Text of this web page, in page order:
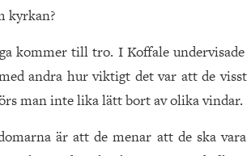
kyrkan?
kommer till tro. I Koffale
andra hur viktigt det var att de
man inte lika lätt bort av olika vindar.
är att de menar att de ska